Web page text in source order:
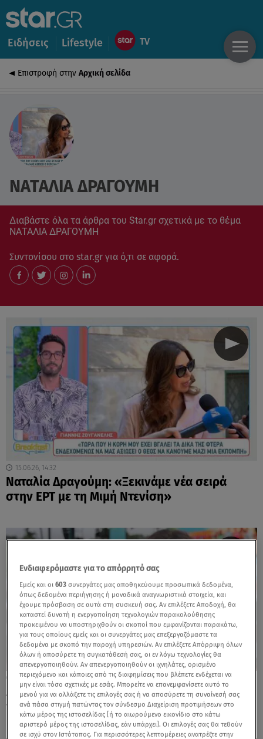
Ειδήσεις Lifestyle
Επιστροφή στην Αρχική σελίδα
ΝΑΤΑΛΙΑ ΔΡΑΓΟΥΜΗ
Διαβάστε όλα τα άρθρα του Star.gr σχετικά με το θέμα
ΝΑΤΑΛΙΑ ΔΡΑΓΟΥΜΗ
Συντονίσου στο star.gr για ό,τι σε αφορά.
15.06.26, 14:32
Ναταλία Δραγούμη: «Ξεκινάμε νέα σειρά
στην ΕΡΤ με τη Μιμή Ντενίση»
03.06.26, 14:09
Δραγούμη: «Κάθε στιγμή που περνά με
πονάει. Με κυριεύουν οι αναμνήσεις μου»
Ενδιαφερόμαστε για το απόρρητό σας
Εμείς και οι603 συνεργάτες μας αποθηκεύουμε προσωπικά δεδομένα,
όπως δεδομένα περιήγησης ή μοναδικά αναγνωριστικά στοιχεία, και
έχουμε πρόσβαση σε αυτά στη συσκευή σας. Αν επιλέξετε Αποδοχή, θα
καταστεί δυνατή η ενεργοποίηση τεχνολογιών παρακολούθησης
προκειμένου να υποστηριχθούν οι σκοποί που εμφανίζονται παρακάτω,
για τους οποίους εμείς και οι συνεργάτες μας επεξεργαζόμαστε τα
δεδομένα με σκοπό την παροχή υπηρεσιών. Αν επιλέξετε Απόρριψη όλων
όλων ή αποσύρετε τη συγκατάθεσή σας, οι εν λόγω τεχνολογίες θα
απενεργοποιηθούν. Αν απενεργοποιηθούν οι ιχνηλάτες, ορισμένο
περιεχόμενο και κάποιες από τις διαφημίσεις που βλέπετε ενδέχεται να
μην είναι τόσο σχετικές με εσάς. Μπορείτε να επανεμφανίσετε αυτό το
μενού για να αλλάξετε τις επιλογές σας ή να αποσύρετε τη συναίνεσή σας
ανά πάσα στιγμή πατώντας τον σύνδεσμο Διαχείριση προτιμήσεων στο
κάτω μέρος της ιστοσελίδας [ή το αιωρούμενο εικονίδιο στο κάτω
αριστερό μέρος της ιστοσελίδας, εάν υπάρχει]. Οι επιλογές σας θα τεθούν
σε ισχύ στον Ιστότοπος. Για περισσότερες λεπτομέρειες ανατρέξτε στην